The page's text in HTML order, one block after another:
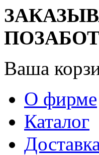
Ваша
О фирме
Каталог